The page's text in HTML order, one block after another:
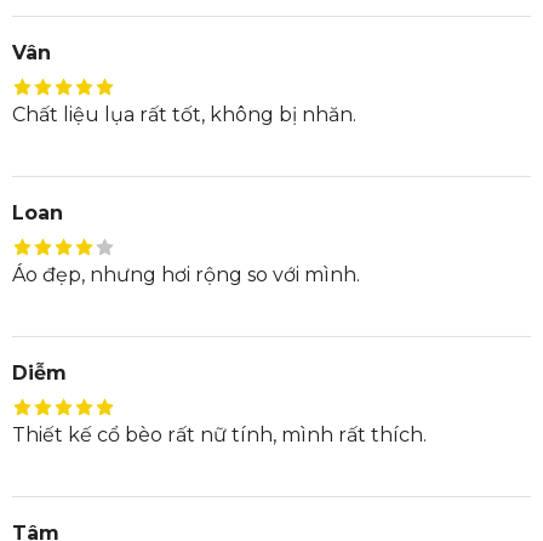
Vân
Chất liệu lụa rất tốt, không bị nhăn.
Loan
Áo đẹp, nhưng hơi rộng so với mình.
Diễm
Thiết kế cổ bèo rất nữ tính, mình rất thích.
Tâm